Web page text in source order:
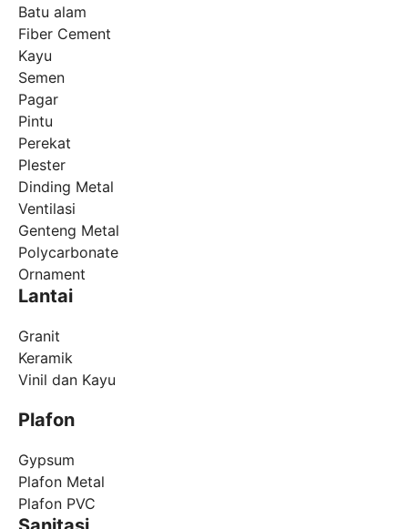
Batu alam
Fiber Cement
Kayu
Semen
Pagar
Pintu
Perekat
Plester
Dinding Metal
Ventilasi
Genteng Metal
Polycarbonate
Ornament
Lantai
Granit
Keramik
Vinil dan Kayu
Plafon
Gypsum
Plafon Metal
Plafon PVC